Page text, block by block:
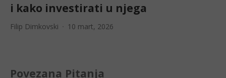
i kako investirati u njega
Filip Dimkovski 10 mart, 2026
Povezana Pitanja